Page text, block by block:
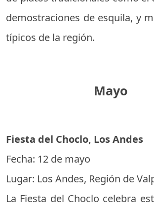
demostraciones de esquila, y
típicos de la región.
Mayo
Fiesta del Choclo, Los Andes
Fecha: 12 de mayo
Lugar: Los Andes, Región de
La Fiesta del Choclo celebra